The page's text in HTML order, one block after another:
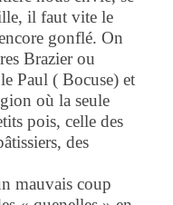
il faut vite le
gonflé. On
Brazier ou
Paul ( Bocuse) et
où la seule
pois, celle des
des
mauvais coup